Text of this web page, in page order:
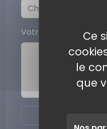
Ce
le
que
Votre commentaire